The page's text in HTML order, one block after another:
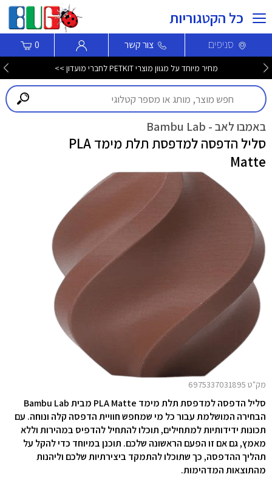
כל הקטגוריות
סניפים צור קשר 0
מחיר מיוחד על מגוון מוצרי PETKIT לחברי מועדון >>
באמבו לאב - Bambu Lab
סליל הדפסה למדפסת תלת מימד PLA
Matte
מק"ט 6975337031895
סליל הדפסה למדפסת תלת מימד PLA Matte
מבית Bambu Lab
הבחירה המושלמת עבור כל מי שמחפש חוויית הדפסה קלה ונוחה. עם
תכונות ידידותיות למתחילים, תוכלו להתחיל להדפיס במהירות וללא
מאמץ, גם אם זו הפעם הראשונה שלכם. תוכנן במיוחד כדי להקל על
תהליך ההדפסה, כך שתוכלו להתמקד ביצירתיות שלכם וליהנות
מהתוצאות המדהימות.